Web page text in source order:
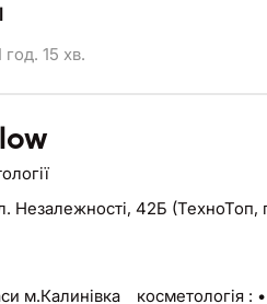
год. 15 хв.
Незалежності, 42Б (ТехноТоп,
апаратна-інʼєкційна • професійний догляд • пірсинг 📞+380 96 061